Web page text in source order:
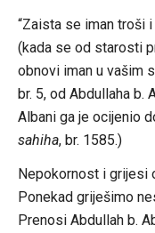
“Zaista se iman troši
(kada se od starosti
obnovi iman u vašim
br. 5, od Abdullaha b.
Albani ga je ocijenio
sahiha, br. 1585.)
Nepokornost i grijesi
Ponekad griješimo
Prenosi Abdullah b.